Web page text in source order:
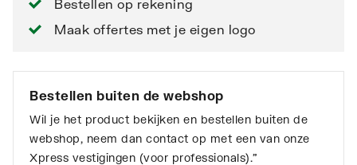
Bestellen op rekening
Maak offertes met je eigen logo
Bestellen buiten de webshop
Wil je het product bekijken en bestellen buiten de
webshop, neem dan contact op met een van onze
Xpress vestigingen (voor professionals).”